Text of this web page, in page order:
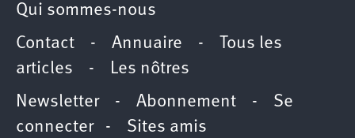
Qui sommes-nous
Contact - Annuaire -
Tous les
articles - Les nôtres
Newsletter- Abonnement - Se
connecter- Sites amis